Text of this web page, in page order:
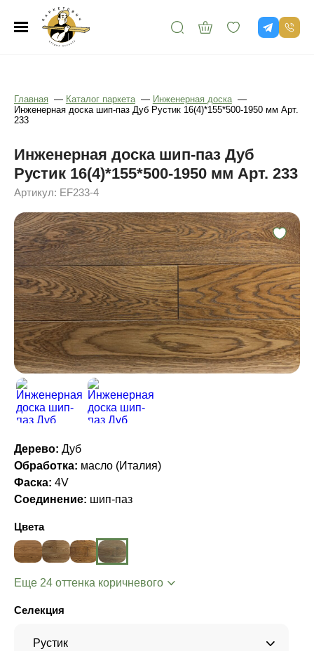
Главная — Каталог паркета — Инженерная доска —
Инженерная доска шип-паз Дуб Рустик 16(4)*155*500-1950 мм Арт.
233
Инженерная доска шип-паз Дуб
Рустик 16(4)*155*500-1950 мм Арт. 233
Артикул: EF233-4
Дерево: Дуб
Обработка: масло (Италия)
Фаска: 4V
Соединение: шип-паз
Цвета
Еще 24 оттенка коричневого
Селекция
Рустик